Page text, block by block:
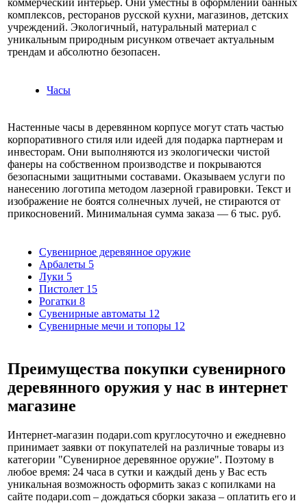
комплексов, ресторанов русской кухни, магазинов, детских
учреждений. Экологичный, натуральный материал с
уникальным природным рисунком отвечает актуальным
трендам и абсолютно безопасен.
Часы
Настенные часы в деревянном корпусе могут стать частью
корпоративного стиля или идеей для подарка партнерам и
инвесторам. Они выполняются из экологически чистой
фанеры на собственном производстве и покрываются
безопасными защитными составами. Оказываем услуги по
нанесению логотипа методом лазерной гравировки. Текст и
изображение не боятся солнечных лучей, не стираются от
прикосновений. Минимальная сумма заказа — 6 тыс. руб.
Сувенирное деревянное оружие
Арбалеты 5
Луки 5
Пистолет 15
Рогатки 8
Сувенирные автоматы 12
Сувенирные мечи и топоры 12
Преимущества покупки сувенирного
деревянного оружия у нас в интернет
магазине
Интернет-магазин подари.com круглосуточно и ежедневно
принимает заявки от покупателей на различные товары из
категории "Сувенирное деревянное оружие". Поэтому в
любое время: 24 часа в сутки и каждый день у Вас есть
уникальная возможность оформить заказ с копилками на
сайте подари.com – дождаться сборки заказа – оплатить его и